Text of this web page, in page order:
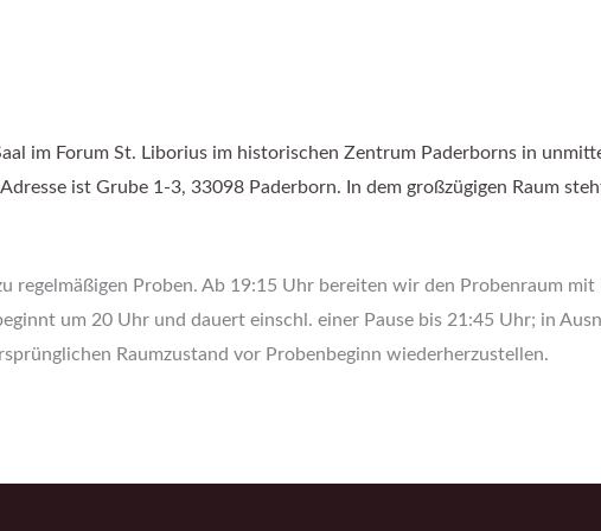
im Forum St. Liborius im historischen Zentrum Paderborns in
ist Grube 1-3, 33098 Paderborn. In dem großzügigen Raum
regelmäßigen Proben. Ab 19:15 Uhr bereiten wir den Probenraum
um 20 Uhr und dauert einschl. einer Pause bis 21:45 Uhr; in
Raumzustand vor Probenbeginn wiederherzustellen.